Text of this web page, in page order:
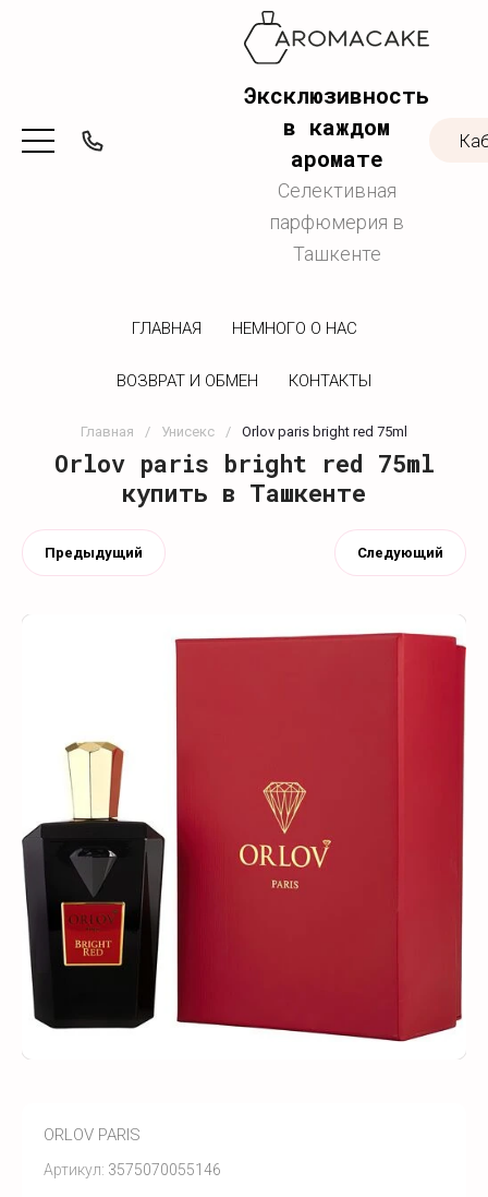
Эксклюзивность
в каждом
аромате
Селективная
парфюмерия в
Ташкенте
ГЛАВНАЯ НЕМНОГО О НАС
ВОЗВРАТ И ОБМЕН КОНТАКТЫ
Главная / Унисекс / Orlov paris bright red 75ml
Orlov paris bright red 75ml
купить в Ташкенте
Предыдущий Следующий
Артикул: 3575070055146
ORLOV PARIS